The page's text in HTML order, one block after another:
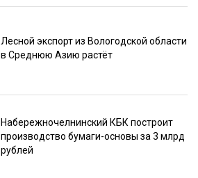
Лесной экспорт из Вологодской области
в Среднюю Азию растёт
Набережночелнинский КБК построит
производство бумаги-основы за 3 млрд
рублей